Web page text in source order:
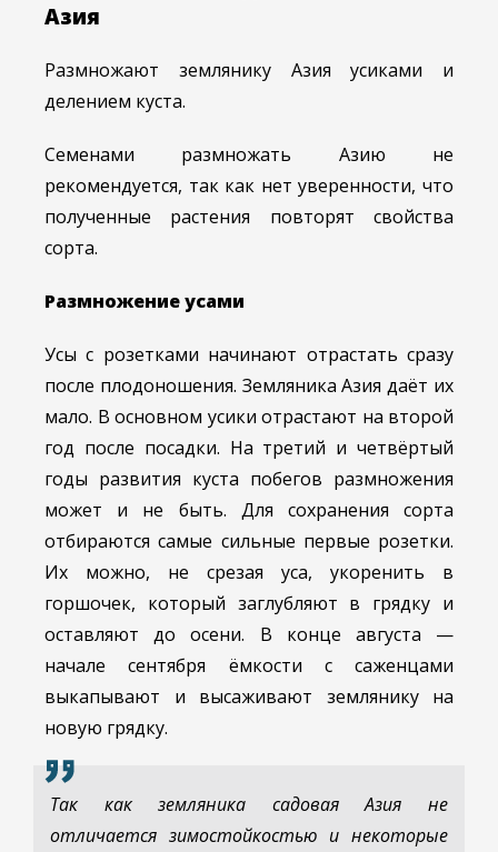
Азия
Размножают землянику Азия усиками и
делением куста.
Семенами размножать Азию не
рекомендуется, так как нет уверенности, что
полученные растения повторят свойства
сорта.
Размножение усами
Усы с розетками начинают отрастать сразу
после плодоношения. Земляника Азия даёт их
мало. В основном усики отрастают на второй
год после посадки. На третий и четвёртый
годы развития куста побегов размножения
может и не быть. Для сохранения сорта
отбираются самые сильные первые розетки.
Их можно, не срезая уса, укоренить в
горшочек, который заглубляют в грядку и
оставляют до осени. В конце августа —
начале сентября ёмкости с саженцами
выкапывают и высаживают землянику на
новую грядку.
Так как земляника садовая Азия не
отличается зимостойкостью и некоторые